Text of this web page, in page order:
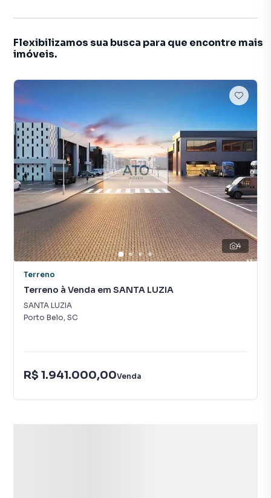
Flexibilizamos sua busca para que encontre mais
imóveis.
4
Terreno
Terreno à Venda em SANTA LUZIA
SANTA LUZIA
Porto Belo, SC
R$ 1.941.000,00Venda